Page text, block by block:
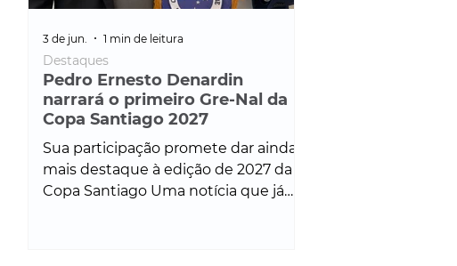
Pedro Ernesto Denardin
narrará o primeiro Gre-Nal da
Copa Santiago 2027
Sua participação promete dar ainda
mais destaque à edição de 2027 da
Copa Santiago Uma notícia que já
Destaques
3 de jun. 1 min de leitura